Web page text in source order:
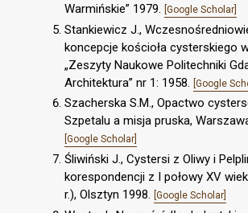
Warmińskie” 1979. [Google Scholar]
Stankiewicz J.,
koncepcje kościoła cysterskiego
„Zeszyty Naukowe Politechniki
Architektura” nr 1: 1958.
[Google
Szacherska S.M., Opactwo
Szpetalu a misja pruska,
[Google Scholar]
Śliwiński J., Cystersi z Oliwy i
korespondencji z I połowy XV
r.), Olsztyn 1998. [Google Scholar]